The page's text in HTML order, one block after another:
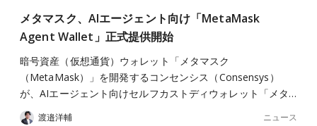
メタマスク、AIエージェント向け「MetaMask
Agent Wallet」正式提供開始
暗号資産（仮想通貨）ウォレット「メタマスク
（MetaMask）」を開発するコンセンシス（Consensys）
が、AIエージェント向けセルフカストディウォレット「メタ…
渡邉洋輔 ニュース